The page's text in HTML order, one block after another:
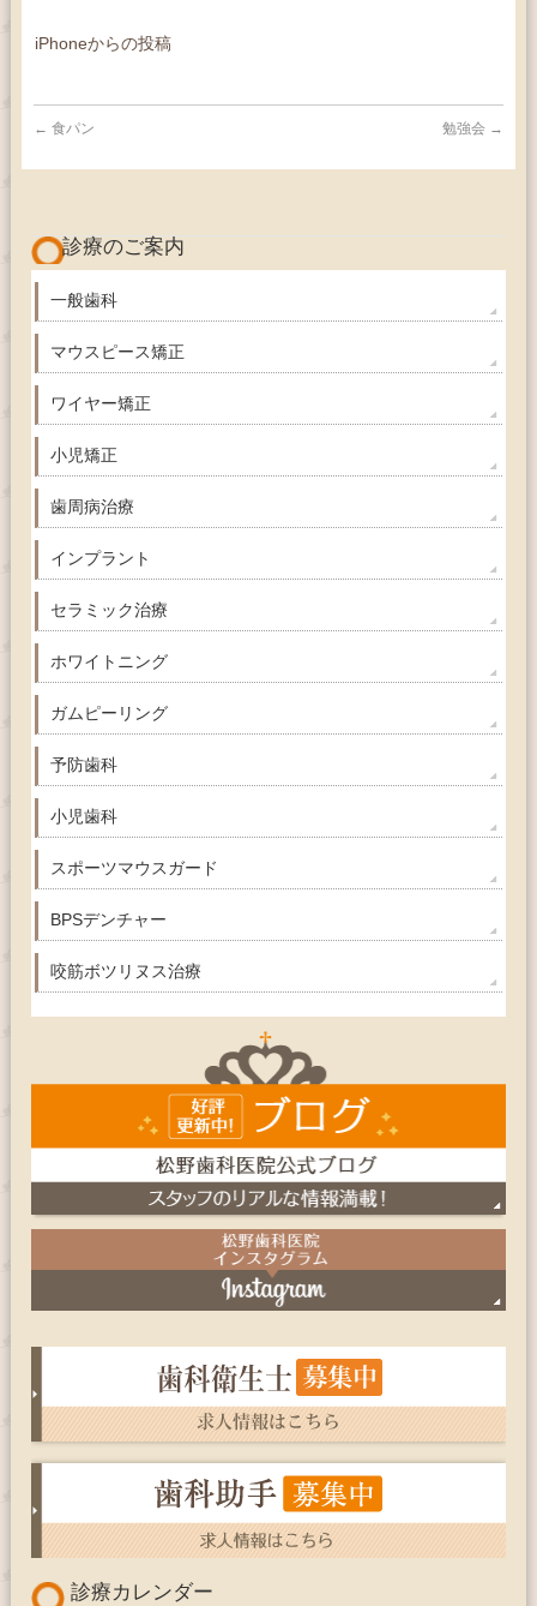
iPhoneからの投稿
← 食パン 勉強会 →
診療のご案内
一般歯科
マウスピース矯正
ワイヤー矯正
小児矯正
歯周病治療
インプラント
セラミック治療
ホワイトニング
ガムピーリング
予防歯科
小児歯科
スポーツマウスガード
BPSデンチャー
咬筋ボツリヌス治療
診療カレンダー